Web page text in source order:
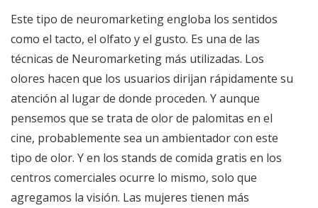
Este tipo de neuromarketing engloba los sentidos
como el tacto, el olfato y el gusto. Es una de las
técnicas de Neuromarketing más utilizadas. Los
olores hacen que los usuarios dirijan rápidamente su
atención al lugar de donde proceden. Y aunque
pensemos que se trata de olor de palomitas en el
cine, probablemente sea un ambientador con este
tipo de olor. Y en los stands de comida gratis en los
centros comerciales ocurre lo mismo, solo que
agregamos la visión. Las mujeres tienen más